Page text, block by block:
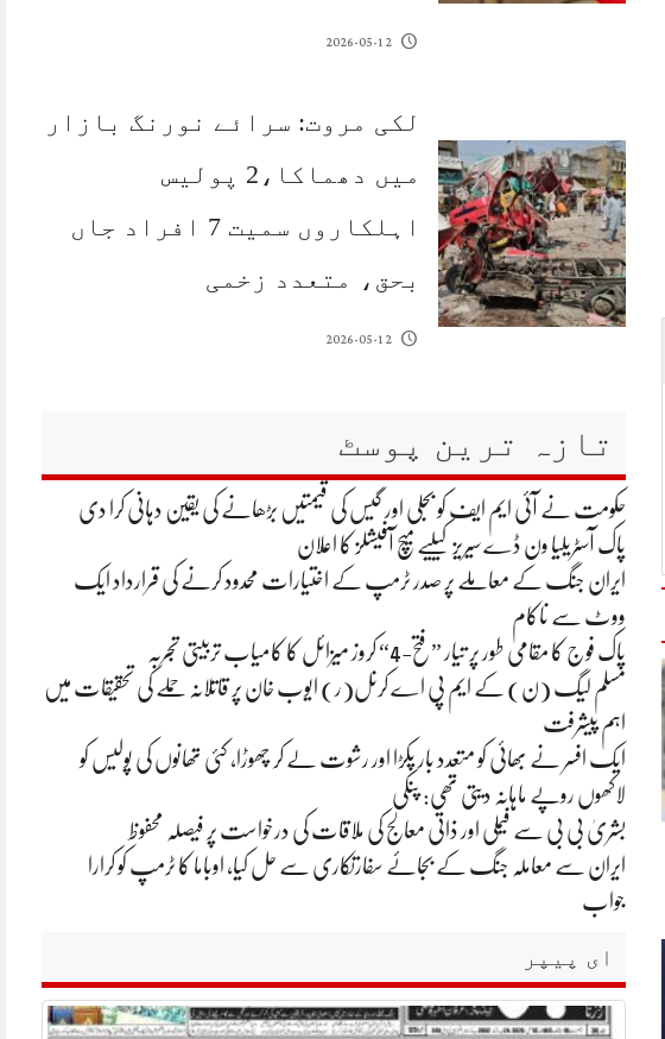
2026-05-12
لکی مروت: سرائے نورنگ بازار
میں دھماکا،2 پولیس
اہلکاروں سمیت 7 افراد جاں
بحق، متعدد زخمی
2026-05-12
تازہ ترین پوسٹ
حکومت نے آئی ایم ایف کو بجلی اور گیس کی قیمتیں بڑھانے کی یقین دہانی کرا دی
پاک آسٹریلیا ون ڈے سیریز کیلیے میچ آفیشلز کا اعلان
ایران جنگ کے معاملے پر صدر ٹرمپ کے اختیارات محدود کرنے کی قرارداد ایک
ووٹ سے ناکام
پاک فوج کا مقامی طور پر تیار ”فتح-4“ کروز میزائل کا کامیاب تربیتی تجربہ
مسلم لیگ (ن) کے ایم پی اے کرنل(ر) ایوب خان پر قاتلانہ حملے کی تحقیقات میں
اہم پیشرفت
ایک افسر نے بھائی کو متعدد بار پکڑا اور رشوت لے کر چھوڑا، کئی تھانوں کی پولیس کو
لاکھوں روپے ماہانہ دیتی تھی: پنکی
بشریٰ بی بی سے فیملی اور ذاتی معالج کی ملاقات کی درخواست پر فیصلہ محفوظ
ایران سے معاملہ جنگ کے بجائے سفارتکاری سے حل کیا، اوباما کا ٹرمپ کو کرارا
جواب
ای پیپر